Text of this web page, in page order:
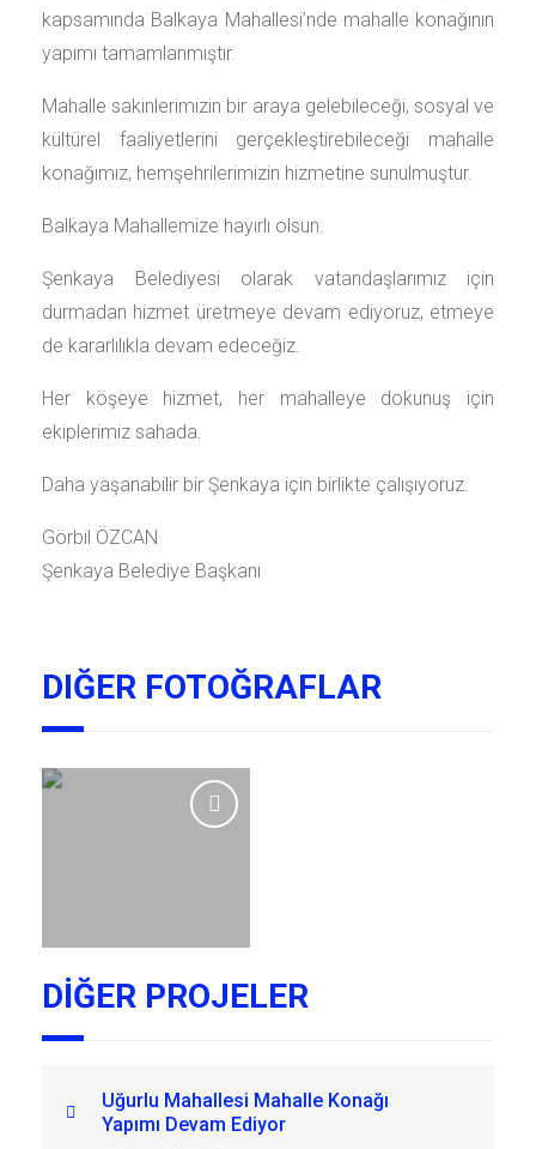
kapsamında Balkaya Mahallesi’nde mahalle konağının
yapımı tamamlanmıştır.
Mahalle sakinlerimizin bir araya gelebileceği, sosyal ve
kültürel faaliyetlerini gerçekleştirebileceği mahalle
konağımız, hemşehrilerimizin hizmetine sunulmuştur.
Balkaya Mahallemize hayırlı olsun.
Şenkaya Belediyesi olarak vatandaşlarımız için
durmadan hizmet üretmeye devam ediyoruz, etmeye
de kararlılıkla devam edeceğiz.
Her köşeye hizmet, her mahalleye dokunuş için
ekiplerimiz sahada.
Daha yaşanabilir bir Şenkaya için birlikte çalışıyoruz.
Görbil ÖZCAN
Şenkaya Belediye Başkanı
DIĞER FOTOĞRAFLAR
DİĞER PROJELER
Uğurlu Mahallesi Mahalle Konağı
Yapımı Devam Ediyor